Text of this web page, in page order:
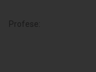
Profese: